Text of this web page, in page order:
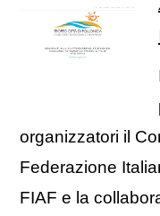
organizzatori il
Federazione
FIAF e la